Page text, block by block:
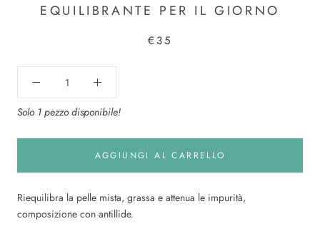
EQUILIBRANTE PER IL GIORNO
€35
Solo 1 pezzo disponibile!
AGGIUNGI AL CARRELLO
Riequilibra la pelle mista, grassa e attenua le impurità,
composizione con antillide.